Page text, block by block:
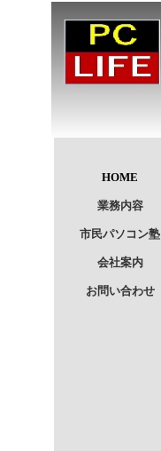
HOME
業務内容
市民パソコン塾
会社案内
お問い合わせ